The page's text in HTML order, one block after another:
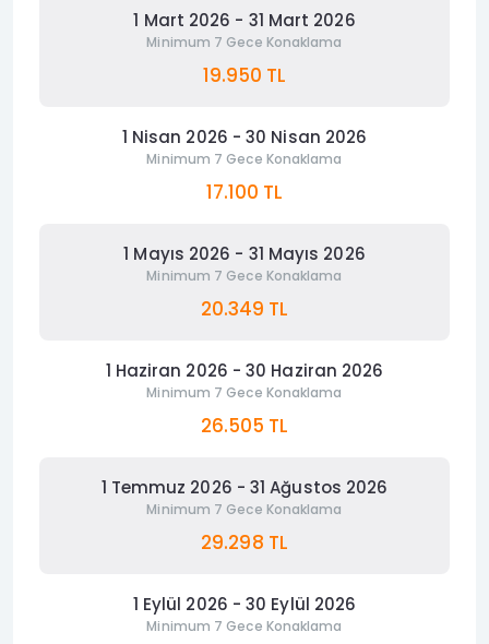
1 Mart 2026 - 31 Mart 2026
Minimum 7 Gece Konaklama
19.950 TL
1 Nisan 2026 - 30 Nisan 2026
Minimum 7 Gece Konaklama
17.100 TL
1 Mayıs 2026 - 31 Mayıs 2026
Minimum 7 Gece Konaklama
20.349 TL
1 Haziran 2026 - 30 Haziran 2026
Minimum 7 Gece Konaklama
26.505 TL
1 Temmuz 2026 - 31 Ağustos 2026
Minimum 7 Gece Konaklama
29.298 TL
1 Eylül 2026 - 30 Eylül 2026
Minimum 7 Gece Konaklama